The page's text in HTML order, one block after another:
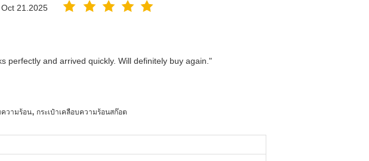
Oct 21.2025
perfectly and arrived quickly. Will definitely buy again."
ความร้อน, กระเป๋าเคลือบความร้อนสก๊อต